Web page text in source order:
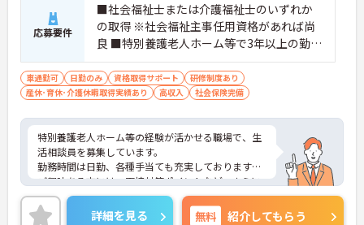
応募要件
■社会福祉士または介護福祉士のいずれか
の取得 ※社会福祉主事任用資格があれば尚
良 ■特別養護老人ホーム等で3年以上の勤務
経験者
車通勤可 日勤のみ 資格取得サポート
研修制度あり
産休･育休･介護休暇取得実績あり
高収入 社会保険完備
特別養護老人ホーム等の経験が活かせる職場で、生
活相談員を募集しています。
勤務時間は日勤、各種手当ても充実しております。
ご興味ある方には、面接対策ポイントなど、さらに
詳細をお話しいたしますのでお気軽にご相談くださ
い！
詳細を見る 無料 紹介してもらう